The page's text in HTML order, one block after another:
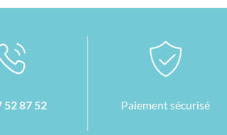
52 87 52 Paiement sécurisé